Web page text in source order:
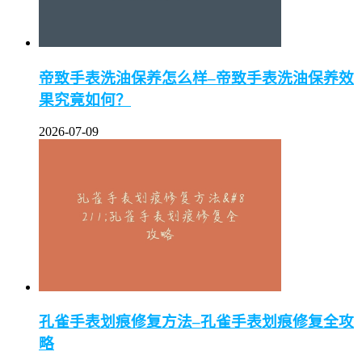
帝致手表洗油保养怎么样–帝致手表洗油保养效
果究竟如何？
2026-07-09
孔雀手表划痕修复方法–孔雀手表划痕修复全攻
略